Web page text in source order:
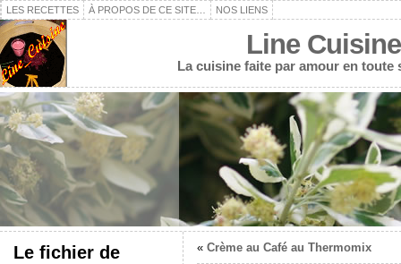
LES RECETTES À PROPOS DE CE SITE… NOS LIENS
Line Cuisine
La cuisine faite par amour en
Le fichier de
« Crème au Café au Thermomix